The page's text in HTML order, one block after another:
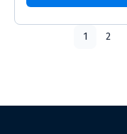
1 2